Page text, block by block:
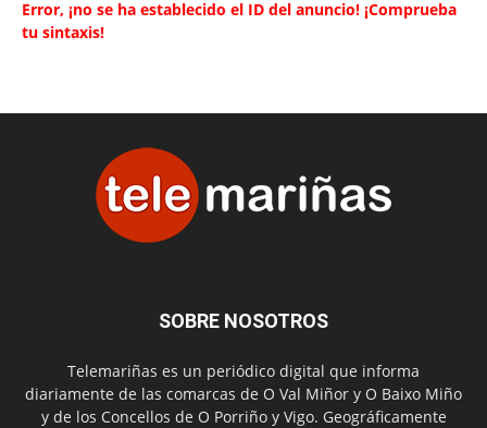
Error, ¡no se ha establecido el ID del anuncio! ¡Comprueba
tu sintaxis!
SOBRE NOSOTROS
Telemariñas es un periódico digital que informa
diariamente de las comarcas de O Val Miñor y O Baixo Miño
y de los Concellos de O Porriño y Vigo. Geográficamente